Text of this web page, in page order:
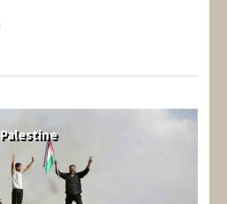
Palestine